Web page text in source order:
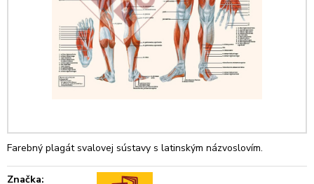
Farebný plagát svalovej sústavy s latinským názvoslovím.
Značka: